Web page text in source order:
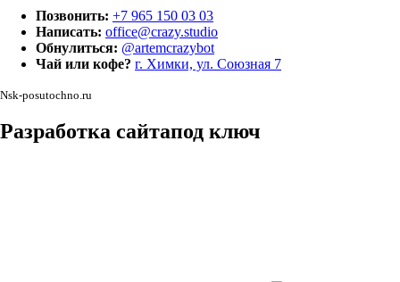
Позвонить: +7 965 150 03 03
Написать: office@crazy.studio
Обнулиться: @artemcrazybot
Чай или кофе? г. Химки, ул. Союзная 7
Nsk-posutochno.ru
Разработка сайтапод ключ